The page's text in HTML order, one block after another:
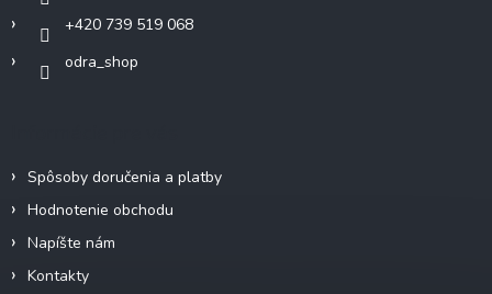
+420 739 519 068
odra_shop
Spôsoby doručenia a platby
Hodnotenie obchodu
Napíšte nám
Kontakty